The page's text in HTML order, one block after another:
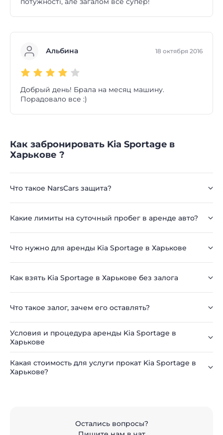
Альбина 18 октября 2016
Добрый день! Брала на месяц машину.
Порадовало все :)
Как забронировать Kia Sportage в
Харькове ?
Что такое NarsCars защита?
Какие лимиты на суточный пробег в аренде авто?
Что нужно для аренды Kia Sportage в Харькове
Как взять Kia Sportage в Харькове без залога
Что такое залог, зачем его оставлять?
Условия и процедура аренды Kia Sportage в
Харькове
Какая стоимость для услуги прокат Kia Sportage в
Харькове?
Остались вопросы?